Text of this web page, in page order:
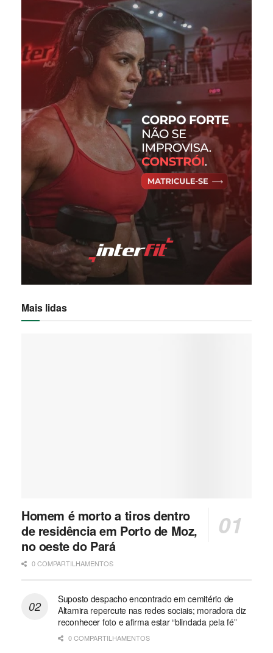
Mais lidas
Homem é morto a tiros dentro
de residência em Porto de Moz,
no oeste do Pará
0 COMPARTILHAMENTOS
Suposto despacho encontrado em cemitério de
Altamira repercute nas redes sociais; moradora diz
reconhecer foto e afirma estar “blindada pela fé”
0 COMPARTILHAMENTOS